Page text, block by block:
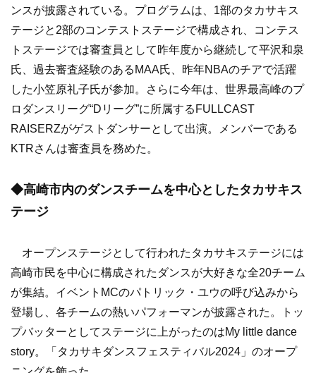
ンスが披露されている。プログラムは、1部のタカサキス
テージと2部のコンテストステージで構成され、コンテス
トステージでは審査員として昨年度から継続して平沢和泉
氏、過去審査経験のあるMAA氏、昨年NBAのチアで活躍
した小笠原礼子氏が参加。さらに今年は、世界最高峰のプ
ロダンスリーグ“Dリーグ”に所属するFULLCAST
RAISERZがゲストダンサーとして出演。メンバーである
KTRさんは審査員を務めた。
◆高崎市内のダンスチームを中心としたタカサキス
テージ
オープンステージとして行われたタカサキステージには
高崎市民を中心に構成されたダンスが大好きな全20チーム
が集結。イベントMCのパトリック・ユウの呼び込みから
登場し、各チームの熱いパフォーマンが披露された。トッ
プバッターとしてステージに上がったのはMy little dance
story。「タカサキダンスフェスティバル2024」のオープ